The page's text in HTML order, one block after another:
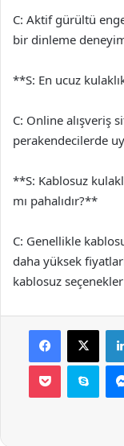
C: Aktif gürültü
bir dinleme
**S: En ucuz
C: Online alışveriş
perakendecilerde
**S: Kablosuz
mı pahalıdır?**
C: Genellikle
daha yüksek
kablosuz
Facebook
X
Pocket